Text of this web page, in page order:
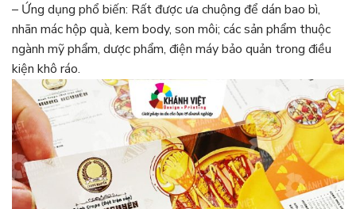
– Ứng dụng phổ biến: Rất được ưa chuộng để dán bao bì,
nhãn mác hộp quà, kem body, son môi; các sản phẩm thuộc
ngành mỹ phẩm, dược phẩm, điện máy bảo quản trong điều
kiện khô ráo.